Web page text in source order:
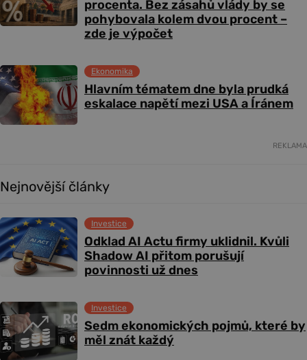
procenta. Bez zásahů vlády by se
pohybovala kolem dvou procent –
zde je výpočet
Hlavním tématem dne byla prudká
eskalace napětí mezi USA a Íránem
Ekonomika
REKLAMA
Nejnovější články
Odklad AI Actu firmy uklidnil. Kvůli
Shadow AI přitom porušují
povinnosti už dnes
Investice
Sedm ekonomických pojmů, které by
měl znát každý
Investice